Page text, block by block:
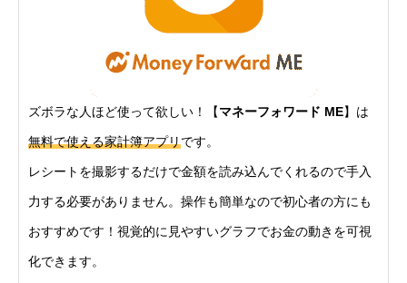
ズボラな人ほど使って欲しい！【マネーフォワード ME】は
無料で使える家計簿アプリです。
レシートを撮影するだけで金額を読み込んでくれるので手入
力する必要がありません。操作も簡単なので初心者の方にも
おすすめです！視覚的に見やすいグラフでお金の動きを可視
化できます。